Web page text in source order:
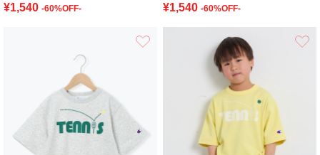
¥1,540 -60%OFF- ¥1,540 -60%OFF-